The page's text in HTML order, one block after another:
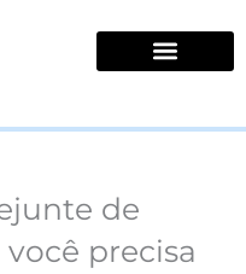
de
precisa